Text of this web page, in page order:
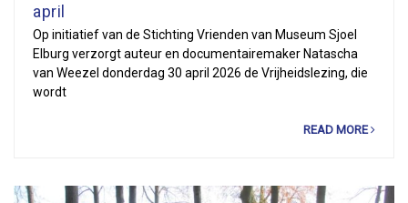
april
Op initiatief van de Stichting Vrienden van Museum Sjoel
Elburg verzorgt auteur en documentairemaker Natascha
van Weezel donderdag 30 april 2026 de Vrijheidslezing, die
wordt
READ MORE